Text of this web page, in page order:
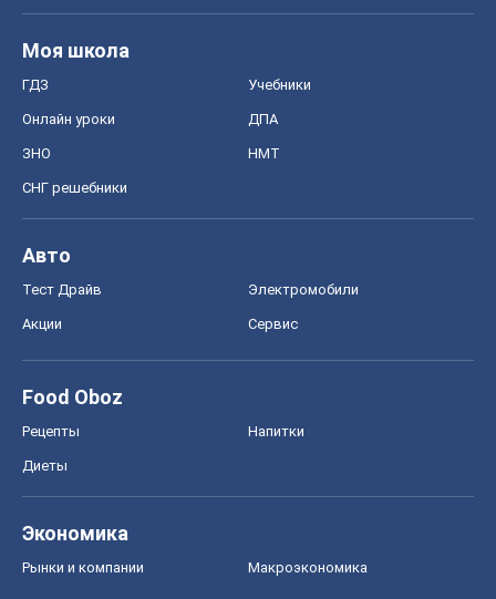
Моя школа
ГДЗ Учебники
Онлайн уроки ДПА
ЗНО НМТ
СНГ решебники
Авто
Тест Драйв Электромобили
Акции Сервис
Food Oboz
Рецепты Напитки
Диеты
Экономика
Рынки и компании Mакроэкономика